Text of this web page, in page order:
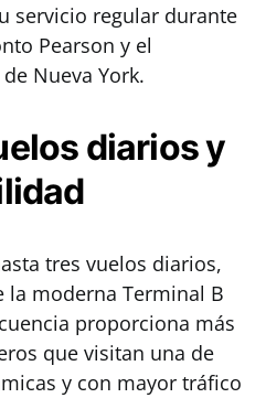
servicio regular durante
Pearson y el
Nueva York.
diarios y
tres vuelos diarios,
moderna Terminal B
proporciona más
que visitan una de
y con mayor tráfico